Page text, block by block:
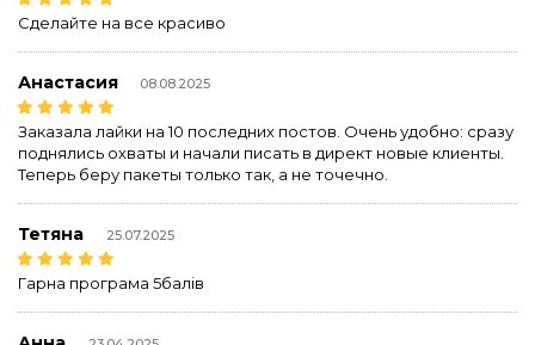
Сделайте на все красиво
Анастасия 08.08.2025
Заказала лайки на 10 последних постов. Очень удобно: сразу
поднялись охваты и начали писать в директ новые клиенты.
Теперь беру пакеты только так, а не точечно.
Тетяна 25.07.2025
Гарна програма 5балів